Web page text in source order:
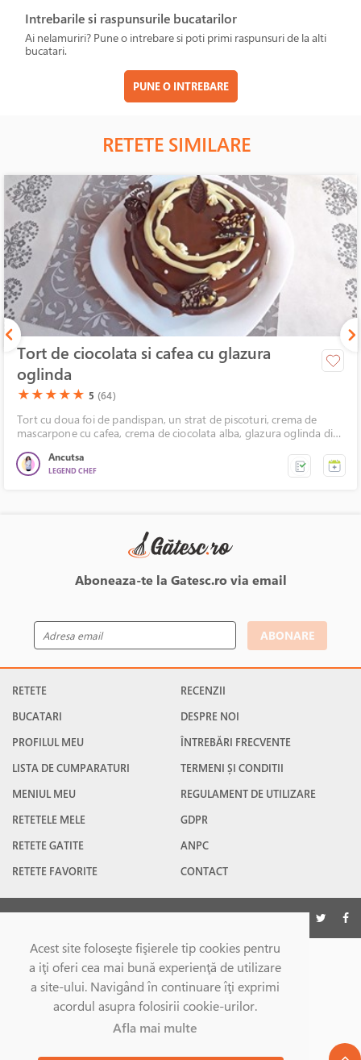
Acest site foloseşte fişierele tip cookies pentru
a iţi oferi cea mai bună experienţă de utilizare
a site-ului. Navigând în continuare îţi exprimi
acordul asupra folosirii cookie-urilor.
Afla mai multe
Intrebarile si raspunsurile bucatarilor
Ai nelamuriri? Pune o intrebare si poti primi raspunsuri de la alti
bucatari.
PUNE O INTREBARE
RETETE SIMILARE
Tort de ciocolata si cafea cu glazura
oglinda
(*)
★(*)
★(*)
★(*)
★(*)
★ 5 (64)
Tort cu doua foi de pandispan, un strat de piscoturi, crema de
mascarpone cu cafea, crema de ciocolata alba, glazura oglinda din
Ancutsa
LEGEND CHEF
Aboneaza-te la Gatesc.ro via email
ABONARE
RETETE
BUCATARI
PROFILUL MEU
LISTA DE CUMPARATURI
MENIUL MEU
RETETELE MELE
RETETE GATITE
RETETE FAVORITE
RECENZII
DESPRE NOI
ÎNTREBĂRI FRECVENTE
TERMENI ȘI CONDITII
REGULAMENT DE UTILIZARE
GDPR
ANPC
CONTACT
©Gatesc.ro 2026